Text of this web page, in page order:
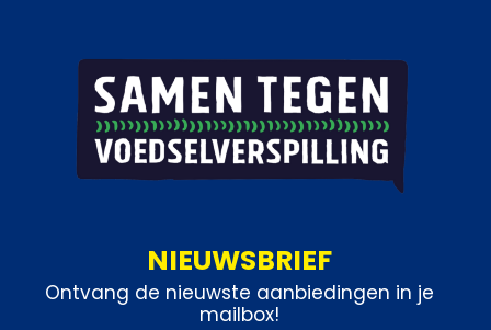
NIEUWSBRIEF
Ontvang de nieuwste aanbiedingen in je
mailbox!